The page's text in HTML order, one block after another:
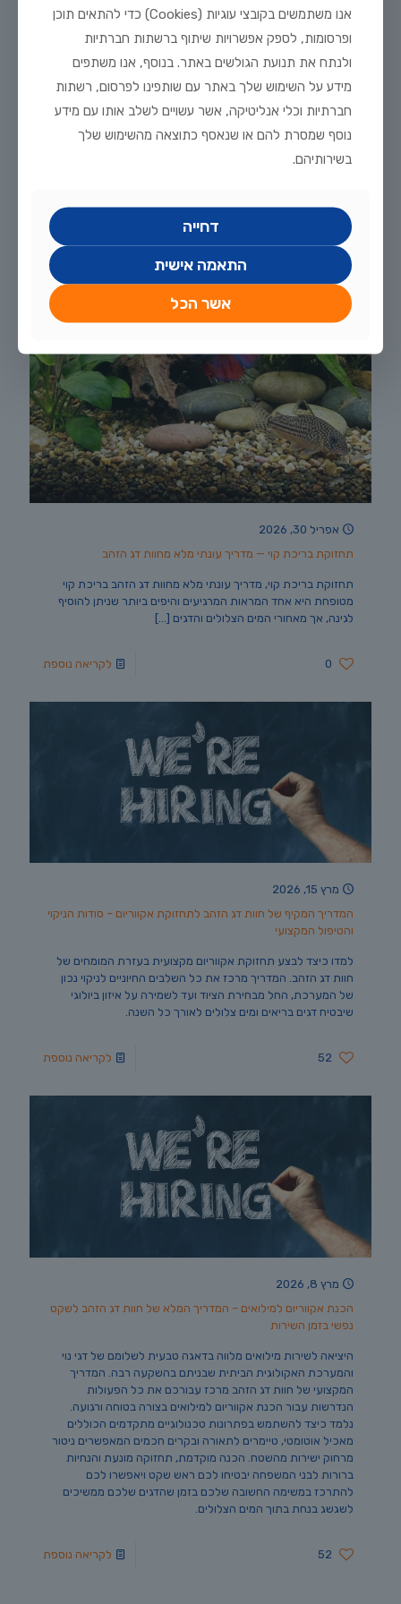
תחזוקת אקווריום בקיץ — מדריך חם מחוות דג הזהב
תחזוקת אקווריום בקיץ, מדריך חם מחוות דג הזהב הקיץ הישראלי
מביא איתו לא רק חום ולחות, אלא גם שורה של אתגרים ייחודיים
אפריל 30, 2026
תחזוקת בריכת קוי — מדריך עונתי מלא מחוות דג הזהב
תחזוקת בריכת קוי, מדריך עונתי מלא מחוות דג הזהב בריכת קוי
מטופחת היא אחד המראות המרגיעים והיפים ביותר שניתן להוסיף
לגינה, אך מאחורי המים הצלולים והדגים […]
0 לקריאה נוספת
מרץ 15, 2026
המדריך המקיף של חוות דג הזהב לתחזוקת אקווריום – סודות הניקוי
והטיפול המקצועי
למדו כיצד לבצע תחזוקת אקווריום מקצועית בעזרת המומחים של
חוות דג הזהב. המדריך מרכז את כל השלבים החיוניים לניקוי נכון
של המערכת, החל מבחירת הציוד ועד לשמירה על איזון ביולוגי
שיבטיח דגים בריאים ומים צלולים לאורך כל השנה.
52 לקריאה נוספת
מרץ 8, 2026
הכנת אקווריום למילואים – המדריך המלא של חוות דג הזהב לשקט
נפשי בזמן השירות
היציאה לשירות מילואים מלווה בדאגה טבעית לשלומם של דגי נוי
והמערכת האקולוגית הביתית שבניתם בהשקעה רבה. המדריך
המקצועי של חוות דג הזהב מרכז עבורכם את כל הפעולות
הנדרשות עבור הכנת אקווריום למילואים בצורה בטוחה ורגועה.
נלמד כיצד להשתמש בפתרונות טכנולוגיים מתקדמים הכוללים
מאכיל אוטומטי, טיימרים לתאורה ובקרים חכמים המאפשרים ניטור
מרחוק ישירות מהשטח. הכנה מוקדמת, תחזוקה מונעת והנחיות
ברורות לבני המשפחה יבטיחו לכם ראש שקט ויאפשרו לכם
להתרכז במשימה החשובה שלכם בזמן שהדגים שלכם ממשיכים
לשגשג בנחת בתוך המים הצלולים.
52 לקריאה נוספת
אנו משתמשים בקובצי עוגיות (Cookies) כדי להתאים תוכן
ופרסומות, לספק אפשרויות שיתוף ברשתות חברתיות
ולנתח את תנועת הגולשים באתר. בנוסף, אנו משתפים
מידע על השימוש שלך באתר עם שותפינו לפרסום, רשתות
חברתיות וכלי אנליטיקה, אשר עשויים לשלב אותו עם מידע
נוסף שמסרת להם או שנאסף כתוצאה מהשימוש שלך
בשירותיהם.
דחייה
התאמה אישית
אשר הכל